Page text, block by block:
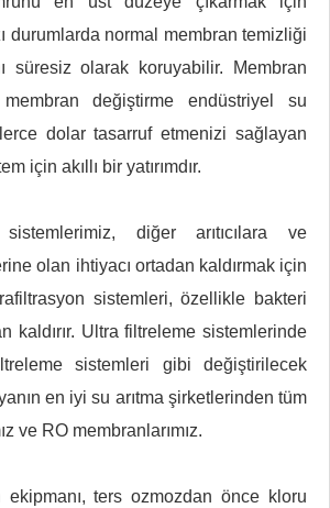
durumlarda normal membran temizliği
süresiz olarak koruyabilir. Membran
değiştirme endüstriyel su
dolar tasarruf etmenizi sağlayan
için akıllı bir yatırımdır.
diğer arıtıcılara ve
olan ihtiyacı ortadan kaldırmak için
sistemleri, özellikle bakteri
kaldırır. Ultra filtreleme sistemlerinde
sistemleri gibi değiştirilecek
en iyi su arıtma şirketlerinden tüm
ve RO membranlarımız.
ekipmanı, ters ozmozdan önce kloru